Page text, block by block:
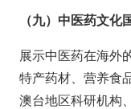
（九）中医药文
展示中医药在海外
特产药材、营养食
澳台地区科研机构